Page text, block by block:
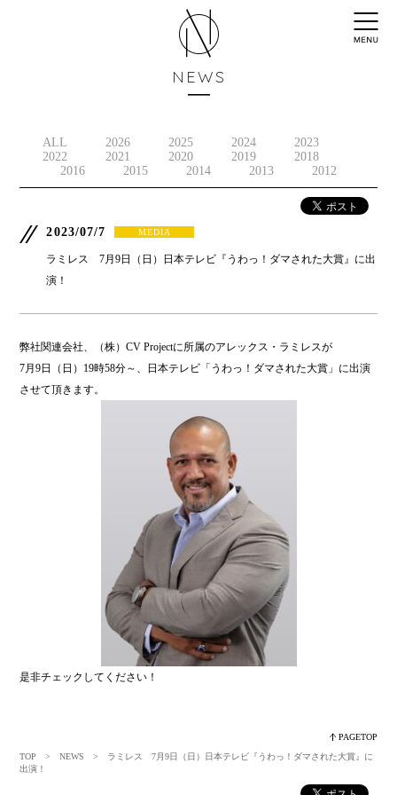
NEWS
ALL 2026 2025 2024
2023
2022
2021 2020 2019
2018
2016
2015 2014 2013 2012
2023/07/7 MEDIA
ラミレス 7月9日（日）日本テレビ『うわっ！ダマされた大賞』に出
演！
弊社関連会社、（株）CV Projectに所属のアレックス・ラミレスが
7月9日（日）19時58分～、日本テレビ「うわっ！ダマされた大賞」に出演
させて頂きます。
是非チェックしてください！
PAGETOP
TOP
>NEWS
> ラミレス 7月9日（日）日本テレビ『うわっ！ダマされた大賞』に
出演！